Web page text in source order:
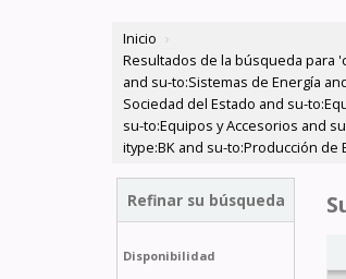
Inicio ›
Resultados de la búsqueda para
and su-to:Sistemas de Energía
Sociedad del Estado and su-
su-to:Equipos y Accesorios and
itype:BK and su-to:Producción de
Refinar su búsqueda
Disponibilidad